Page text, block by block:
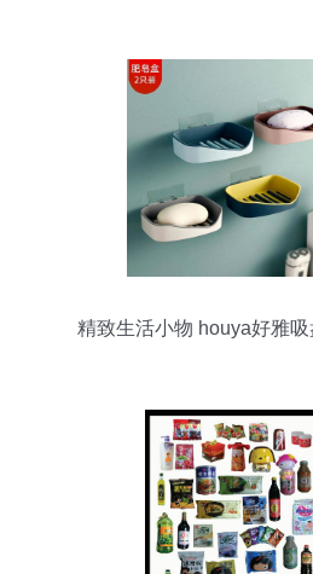
精致生活小物 houya好雅